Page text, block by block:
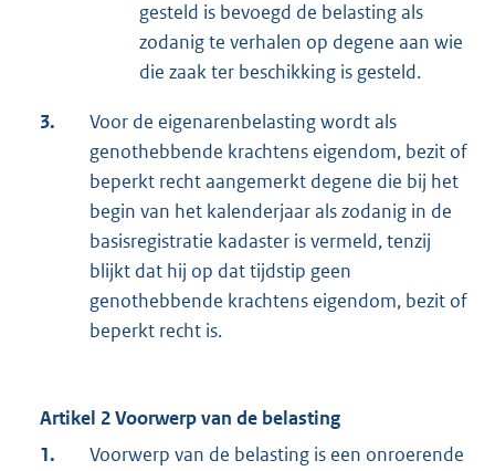
gesteld is bevoegd de belasting als
zodanig te verhalen op degene aan wie
die zaak ter beschikking is gesteld.
3.
Voor de eigenarenbelasting wordt als
genothebbende krachtens eigendom, bezit of
beperkt recht aangemerkt degene die bij het
begin van het kalenderjaar als zodanig in de
basisregistratie kadaster is vermeld, tenzij
blijkt dat hij op dat tijdstip geen
genothebbende krachtens eigendom, bezit of
beperkt recht is.
Artikel 2 Voorwerp van de belasting
1.
Voorwerp van de belasting is een onroerende